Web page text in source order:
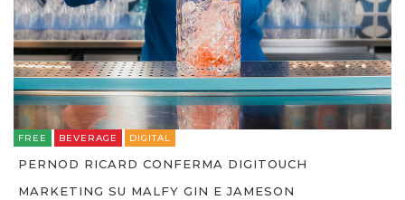
FREE BEVERAGE DIGITAL
PERNOD RICARD CONFERMA DIGITOUCH
MARKETING SU MALFY GIN E JAMESON